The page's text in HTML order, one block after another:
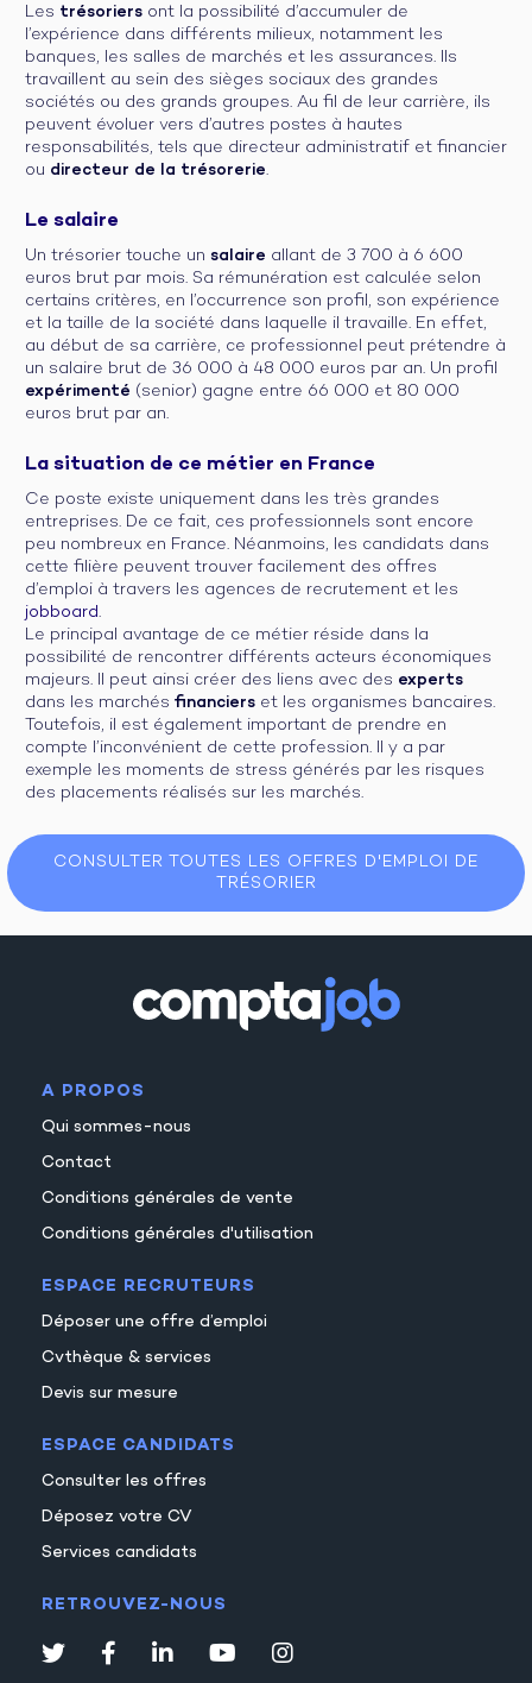
Les trésoriers ont la possibilité d’accumuler de
l’expérience dans différents milieux, notamment les
banques, les salles de marchés et les assurances. Ils
travaillent au sein des sièges sociaux des grandes
sociétés ou des grands groupes. Au fil de leur carrière, ils
peuvent évoluer vers d’autres postes à hautes
responsabilités, tels que directeur administratif et financier
ou directeur de la trésorerie.
Le salaire
Un trésorier touche un salaire allant de 3 700 à 6 600
euros brut par mois. Sa rémunération est calculée selon
certains critères, en l’occurrence son profil, son expérience
et la taille de la société dans laquelle il travaille. En effet,
au début de sa carrière, ce professionnel peut prétendre à
un salaire brut de 36 000 à 48 000 euros par an. Un profil
expérimenté (senior) gagne entre 66 000 et 80 000
euros brut par an.
La situation de ce métier en France
Ce poste existe uniquement dans les très grandes
entreprises. De ce fait, ces professionnels sont encore
peu nombreux en France. Néanmoins, les candidats dans
cette filière peuvent trouver facilement des offres
d’emploi à travers les agences de recrutement et les
jobboard.
Le principal avantage de ce métier réside dans la
possibilité de rencontrer différents acteurs économiques
majeurs. Il peut ainsi créer des liens avec des experts
dans les marchés financiers et les organismes bancaires.
Toutefois, il est également important de prendre en
compte l’inconvénient de cette profession. Il y a par
exemple les moments de stress générés par les risques
des placements réalisés sur les marchés.
CONSULTER TOUTES LES OFFRES D'EMPLOI DE
TRÉSORIER
A PROPOS
Qui sommes-nous
Contact
Conditions générales de vente
Conditions générales d'utilisation
ESPACE RECRUTEURS
Déposer une offre d’emploi
Cvthèque & services
Devis sur mesure
ESPACE CANDIDATS
Consulter les offres
Déposez votre CV
Services candidats
RETROUVEZ-NOUS